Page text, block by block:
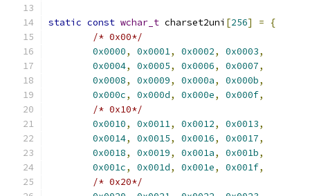
static const wchar_t charset2uni [256] =
{
/* 0x00*/
0x0000, 0x0001, 0x0002, 0x0003,
0x0004, 0x0005, 0x0006, 0x0007,
0x0008, 0x0009, 0x000a, 0x000b,
0x000c, 0x000d, 0x000e, 0x000f,
/* 0x10*/
0x0010, 0x0011, 0x0012, 0x0013,
0x0014, 0x0015, 0x0016, 0x0017,
0x0018, 0x0019, 0x001a, 0x001b,
0x001c, 0x001d, 0x001e, 0x001f,
/* 0x20*/